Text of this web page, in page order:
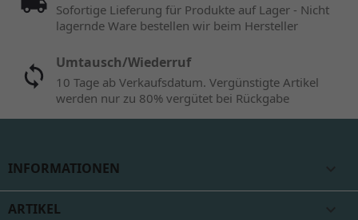
Sofortige Lieferung für Produkte auf Lager - Nicht
lagernde Ware bestellen wir beim Hersteller
Umtausch/Wiederruf
10 Tage ab Verkaufsdatum. Vergünstigte Artikel
werden nur zu 80% vergütet bei Rückgabe
INFORMATIONEN
ARTIKEL